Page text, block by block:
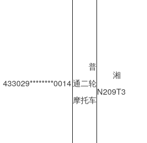
433029********0014
普
通二轮
摩托车
湘
N209T3